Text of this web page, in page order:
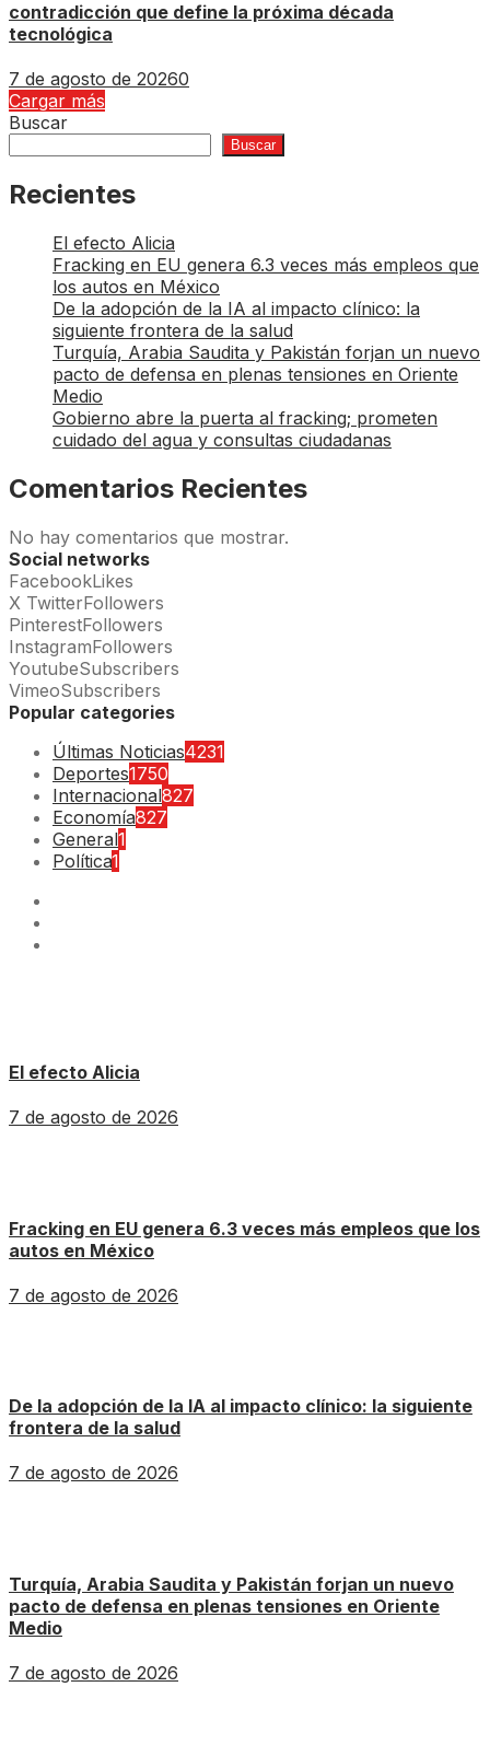
contradicción que define la próxima década
tecnológica
7 de agosto de 20260
Cargar más
Buscar
Buscar
Recientes
El efecto Alicia
Fracking en EU genera 6.3 veces más empleos que
los autos en México
De la adopción de la IA al impacto clínico: la
siguiente frontera de la salud
Turquía, Arabia Saudita y Pakistán forjan un nuevo
pacto de defensa en plenas tensiones en Oriente
Medio
Gobierno abre la puerta al fracking; prometen
cuidado del agua y consultas ciudadanas
Comentarios Recientes
No hay comentarios que mostrar.
Social networks
FacebookLikes
X TwitterFollowers
PinterestFollowers
InstagramFollowers
YoutubeSubscribers
VimeoSubscribers
Popular categories
Últimas Noticias4231
Deportes1750
Internacional827
Economía827
General1
Política1
El efecto Alicia
7 de agosto de 2026
Fracking en EU genera 6.3 veces más empleos que los
autos en México
7 de agosto de 2026
De la adopción de la IA al impacto clínico: la siguiente
frontera de la salud
7 de agosto de 2026
Turquía, Arabia Saudita y Pakistán forjan un nuevo
pacto de defensa en plenas tensiones en Oriente
Medio
7 de agosto de 2026